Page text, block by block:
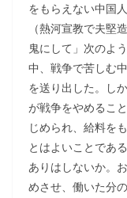
をもらえない中国
（熱河宣教で夫堅
鬼にして」次のよ
中、戦争で苦しむ
を送り出した。し
が戦争をやめるこ
じめられ、給料を
とはよいことであ
ありはしないか。
めさせ、働いた分